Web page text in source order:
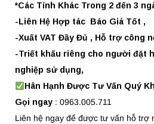
*Các Tỉnh Khác Trong 2 đến 3
-Liên Hệ Hợp tác Báo Giá Tốt ,
-Xuất VAT Đầy Đủ , Hỗ trợ công
-Triết khấu riêng cho người đặt
nghiệp sử dụng,
Hân Hạnh Được Tư Vấn Quý
Gọi ngay : 0963.005.711
Liên hệ ngay để được tư vấn hỗ trợ